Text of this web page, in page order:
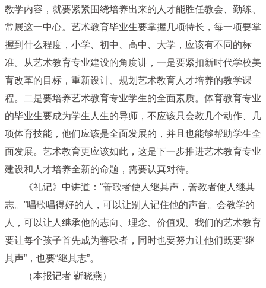
教学内容，就要紧紧围绕培养出来的人才能胜任教会、勤练、
常展这一中心。艺术教育毕业生要掌握几项特长，每一项要掌
握到什么程度，小学、初中、高中、大学，应该有不同的标
准。从艺术教育专业建设的角度讲，一是要紧扣新时代学校美
育改革的目标，重新设计、规划艺术教育人才培养的教学课
程。二是要培养艺术教育专业学生的全面素质。体育教育专业
的毕业生要成为学生人生的导师，不应该只会教几个动作、几
项体育技能，他们应该是全面发展的，并且也能够帮助学生全
面发展。艺术教育更应该如此，这是下一步推进艺术教育专业
建设和人才培养全新的命题，需要认真对待。
《礼记》中讲道：“善歌者使人继其声，善教者使人继其
志。”唱歌唱得好的人，可以让别人记住他的声音。会教学的
人，可以让人继承他的志向、理念、价值观。我们的艺术教育
要让每个孩子首先成为善歌者，同时也要努力让他们既要“继
其声”，也要“继其志”。
（本报记者 靳晓燕）